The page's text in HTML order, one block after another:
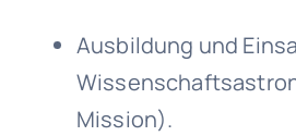
Ausbildung und
Mission).